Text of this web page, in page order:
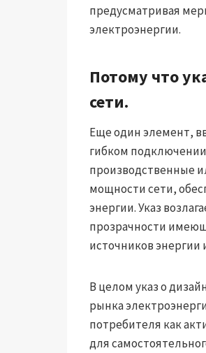
предусматривая
электроэнергии.
Потому что
сети.
Еще один элемент,
гибком
производственные
мощности сети,
энергии. Указ
прозрачности
источников
В целом указ о
рынка
потребителя как
для